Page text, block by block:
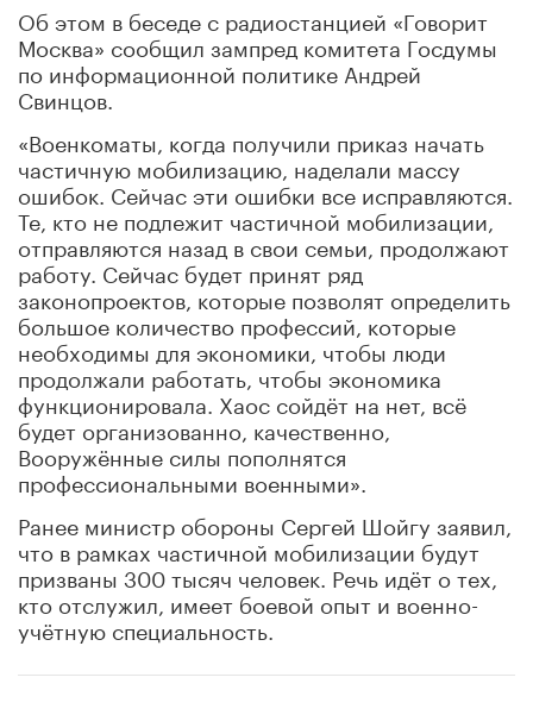
Об этом в беседе с радиостанцией «Говорит
Москва» сообщил зампред комитета Госдумы
по информационной политике Андрей
Свинцов.
«Военкоматы, когда получили приказ начать
частичную мобилизацию, наделали массу
ошибок. Сейчас эти ошибки все исправляются.
Те, кто не подлежит частичной мобилизации,
отправляются назад в свои семьи, продолжают
работу. Сейчас будет принят ряд
законопроектов, которые позволят определить
большое количество профессий, которые
необходимы для экономики, чтобы люди
продолжали работать, чтобы экономика
функционировала. Хаос сойдёт на нет, всё
будет организованно, качественно,
Вооружённые силы пополнятся
профессиональными военными».
Ранее министр обороны Сергей Шойгу заявил,
что в рамках частичной мобилизации будут
призваны 300 тысяч человек. Речь идёт о тех,
кто отслужил, имеет боевой опыт и военно-
учётную специальность.